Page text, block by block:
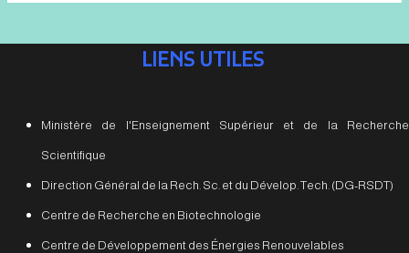
LIENS UTILES
Ministère de l'Enseignement Supérieur et de la Recherche
Scientifique
Direction Général de la Rech. Sc. et du Dévelop. Tech. (DG-RSDT)
Centre de Recherche en Biotechnologie
Centre de Développement des Énergies Renouvelables